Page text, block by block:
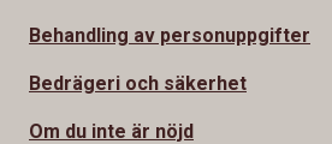
Behandling av personuppgifter
Bedrägeri och säkerhet
Om du inte är nöjd